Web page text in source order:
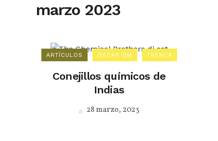
marzo 2023
ARTÍCULOS ÓSCAR GM TRENCA
Conejillos químicos de
Indias
28 marzo, 2023